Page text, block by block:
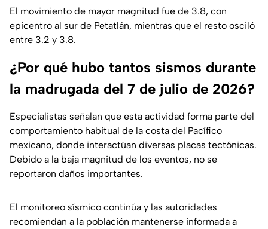
El movimiento de mayor magnitud fue de 3.8, con
epicentro al sur de Petatlán, mientras que el resto osciló
entre 3.2 y 3.8.
¿Por qué hubo tantos sismos durante
la madrugada del 7 de julio de 2026?
Especialistas señalan que esta actividad forma parte del
comportamiento habitual de la costa del Pacífico
mexicano, donde interactúan diversas placas tectónicas.
Debido a la baja magnitud de los eventos, no se
reportaron daños importantes.
El monitoreo sísmico continúa y las autoridades
recomiendan a la población mantenerse informada a